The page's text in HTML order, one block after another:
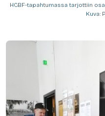
HCBF-tapahtumassa tarjottiin
Kuva: